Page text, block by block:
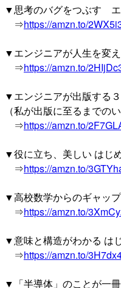
▼思考のバグをつぶす
⇒https://amzn.to/
▼エンジニアが人生を変
⇒https://amzn.to/
▼エンジニアが出版する
（私が出版に至るまでの
⇒https://amzn.to/
▼役に立ち、美しい はじ
⇒https://amzn.to/
▼高校数学からのギャッ
⇒https://amzn.to/
▼意味と構造がわかる は
⇒https://amzn.to/
▼「半導体」のことが一